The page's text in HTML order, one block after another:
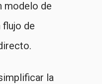
modelo de
de
la